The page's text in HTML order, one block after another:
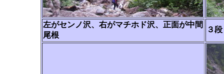
左がセンノ沢、右がマチホド沢、正面が中間
尾根
３